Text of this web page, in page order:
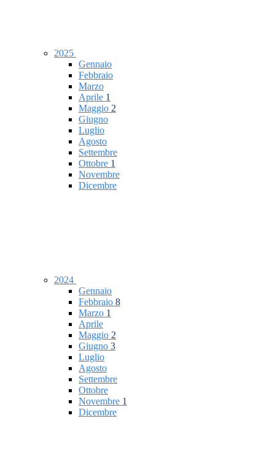
2025
Gennaio
Febbraio
Marzo
Aprile 1
Maggio 2
Giugno
Luglio
Agosto
Settembre
Ottobre 1
Novembre
Dicembre
2024
Gennaio
Febbraio 8
Marzo 1
Aprile
Maggio 2
Giugno 3
Luglio
Agosto
Settembre
Ottobre
Novembre 1
Dicembre